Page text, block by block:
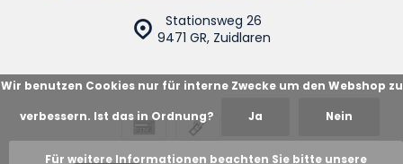
Stationsweg 26
9471 GR, Zuidlaren
© Cotton Blues
Wir benutzen Cookies nur für interne Zwecke um den Webshop zu
verbessern. Ist das in Ordnung? Ja Nein
Für weitere Informationen beachten Sie bitte unsere